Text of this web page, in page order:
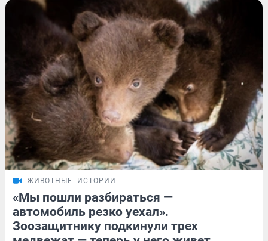
ЖИВОТНЫЕ ИСТОРИИ
«Мы пошли разбираться —
автомобиль резко уехал».
Зоозащитнику подкинули трех